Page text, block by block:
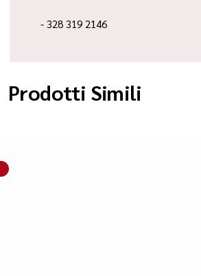
- 328 319 2146
Prodotti Simili